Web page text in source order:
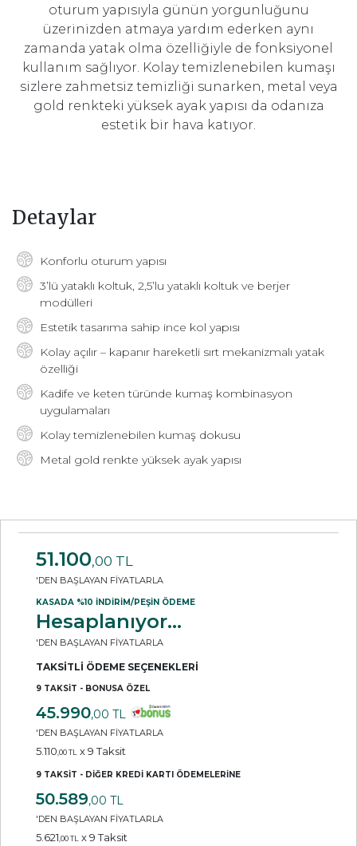
oturum yapısıyla günün yorgunluğunu
üzerinizden atmaya yardım ederken aynı
zamanda yatak olma özelliğiyle de fonksiyonel
kullanım sağlıyor. Kolay temizlenebilen kumaşı
sizlere zahmetsiz temizliği sunarken, metal veya
gold renkteki yüksek ayak yapısı da odanıza
estetik bir hava katıyor.
Detaylar
Konforlu oturum yapısı
3’lü yataklı koltuk, 2,5’lu yataklı koltuk ve berjer
modülleri
Estetik tasarıma sahip ince kol yapısı
Kolay açılır – kapanır hareketli sırt mekanizmalı yatak
özelliği
Kadife ve keten türünde kumaş kombinasyon
uygulamaları
Kolay temizlenebilen kumaş dokusu
Metal gold renkte yüksek ayak yapısı
51.100,00 TL
'DEN BAŞLAYAN FİYATLARLA
KASADA %10 İNDİRİM/PEŞİN ÖDEME
Hesaplanıyor...
'DEN BAŞLAYAN FİYATLARLA
TAKSİTLİ ÖDEME SEÇENEKLERİ
9 TAKSİT - BONUSA ÖZEL
45.990,00 TL
'DEN BAŞLAYAN FİYATLARLA
5.110,00 TL x 9 Taksit
9 TAKSİT - DİĞER KREDİ KARTI ÖDEMELERİNE
50.589,00 TL
'DEN BAŞLAYAN FİYATLARLA
5.621,00 TL x 9 Taksit